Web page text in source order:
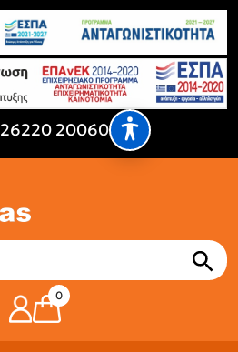
26220 20060
0